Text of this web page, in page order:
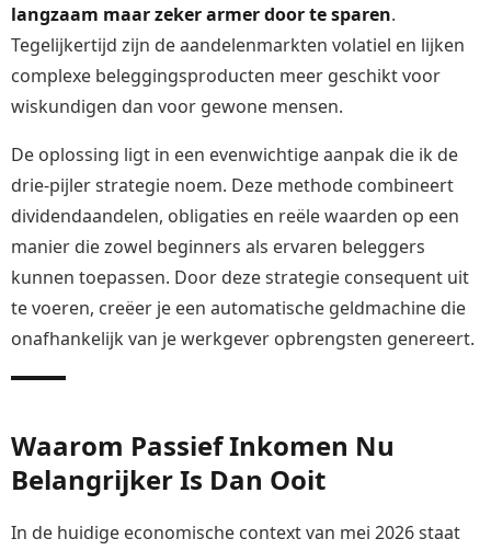
langzaam maar zeker armer door te sparen.
Tegelijkertijd zijn de aandelenmarkten volatiel en lijken
complexe beleggingsproducten meer geschikt voor
wiskundigen dan voor gewone mensen.
De oplossing ligt in een evenwichtige aanpak die ik de
drie-pijler strategie noem. Deze methode combineert
dividendaandelen, obligaties en reële waarden op een
manier die zowel beginners als ervaren beleggers
kunnen toepassen. Door deze strategie consequent uit
te voeren, creëer je een automatische geldmachine die
onafhankelijk van je werkgever opbrengsten genereert.
Waarom Passief Inkomen Nu
Belangrijker Is Dan Ooit
In de huidige economische context van mei 2026 staat